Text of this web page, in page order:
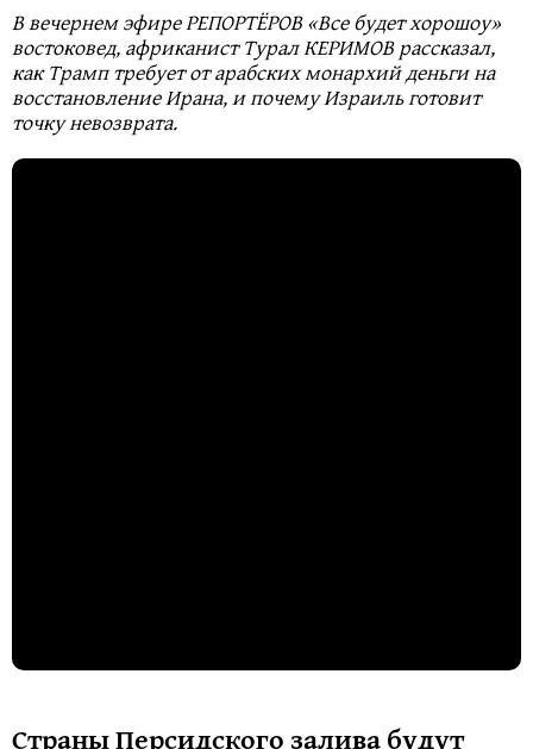
В вечернем эфире РЕПОРТЁРОВ «Все будет хорошоу»
востоковед, африканист Турал КЕРИМОВ рассказал,
как Трамп требует от арабских монархий деньги на
восстановление Ирана, и почему Израиль готовит
точку невозврата.
Страны Персидского залива будут